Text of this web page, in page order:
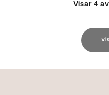
Visar 4